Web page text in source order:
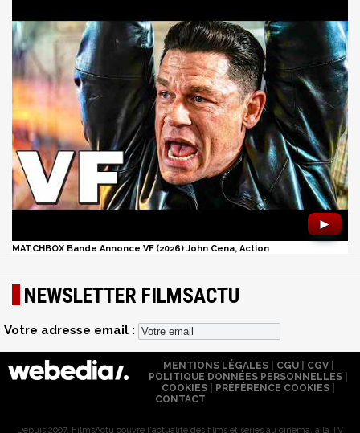
►
MATCHBOX Bande Annonce VF (2026) John Cena, Action
NEWSLETTER FILMSACTU
Votre adresse email :
MENTIONS LÉGALES| CGU| CGV|
POLITIQUE DONNÉES PERSONNELLES
COOKIES
PRÉFÉRENCE COOKIES
CONTACT
Depuis 2007, FilmsActu couvre l'actualité des films et séries au cinéma, à la TV